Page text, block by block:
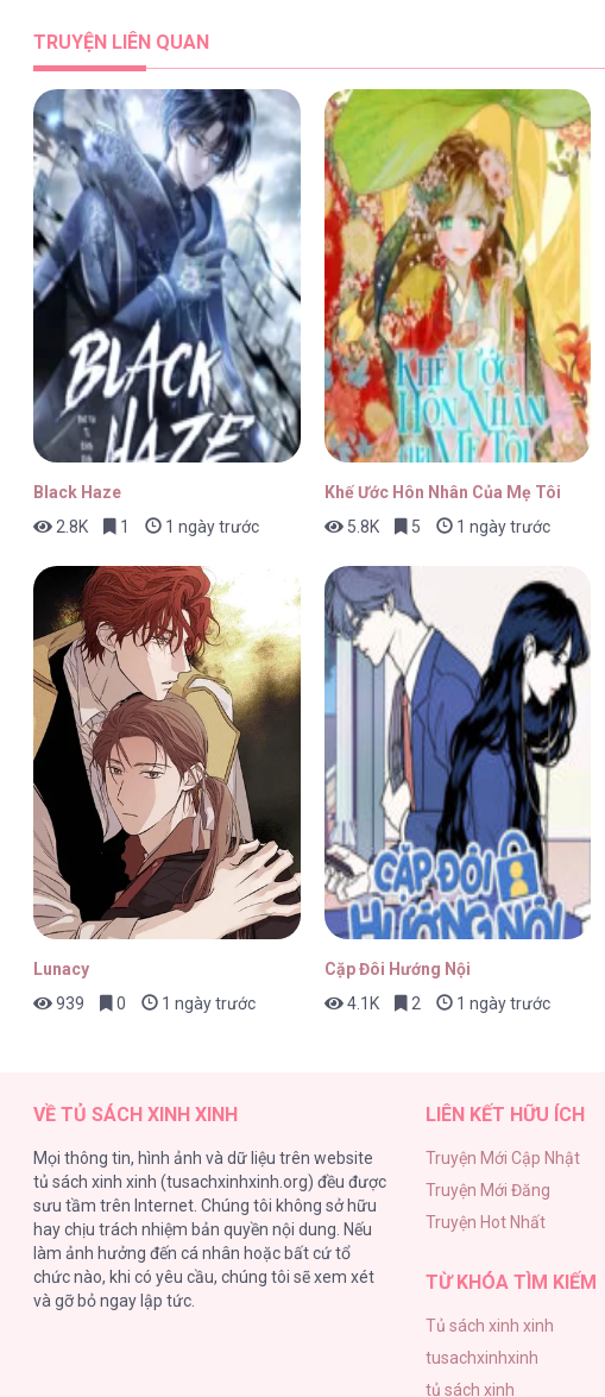
FULL BOOK [...] – Chap 24
FULL BOOK [...] – Chap 23
FULL BOOK [...] – Chap 22
FULL BOOK [...] – Chap 21
FULL BOOK [...] – Chap 20
FULL BOOK [...] – Chap 19
FULL BOOK [...] – Chap 17
FULL BOOK [...] – Chap 16
TRUYỆN LIÊN QUAN
Black Haze
2.8K
1 1 ngày trước
Khế Ước Hôn Nhân Của Mẹ Tôi
5.8K
5 1 ngày trước
Lunacy
939
0 1 ngày trước
Cặp Đôi Hướng Nội
4.1K
2 1 ngày trước
VỀ TỦ SÁCH XINH XINH
Mọi thông tin, hình ảnh và dữ liệu trên website
tủ sách xinh xinh (tusachxinhxinh.org) đều được
sưu tầm trên Internet. Chúng tôi không sở hữu
hay chịu trách nhiệm bản quyền nội dung. Nếu
làm ảnh hưởng đến cá nhân hoặc bất cứ tổ
chức nào, khi có yêu cầu, chúng tôi sẽ xem xét
và gỡ bỏ ngay lập tức.
LIÊN KẾT HỮU ÍCH
Truyện Mới Cập Nhật
Truyện Mới Đăng
Truyện Hot Nhất
TỪ KHÓA TÌM KIẾM
Tủ sách xinh xinh
tusachxinhxinh
tủ sách xinh